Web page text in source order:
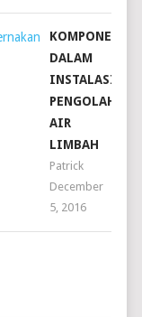
KOMPONEN
DALAM
INSTALASI
PENGOLAHAN
AIR
LIMBAH
Patrick
December
5, 2016